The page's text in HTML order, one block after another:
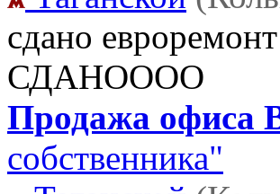
сдано
СДАНОООО
Продажа офиса
собственника"